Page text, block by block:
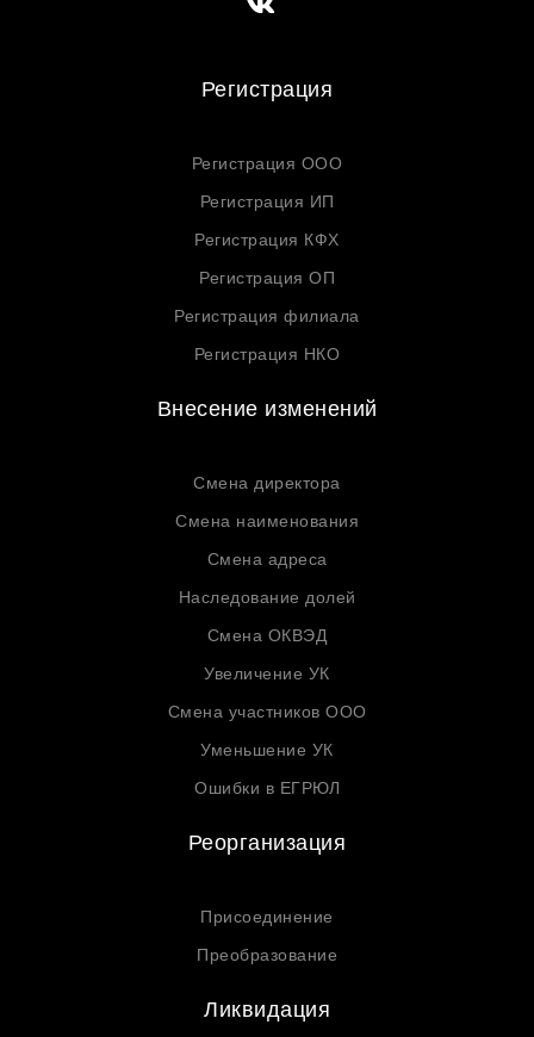
Регистрация
Регистрация ООО
Регистрация ИП
Регистрация КФХ
Регистрация ОП
Регистрация филиала
Регистрация НКО
Внесение изменений
Смена директора
Смена наименования
Смена адреса
Наследование долей
Смена ОКВЭД
Увеличение УК
Смена участников ООО
Уменьшение УК
Ошибки в ЕГРЮЛ
Реорганизация
Присоединение
Преобразование
Ликвидация